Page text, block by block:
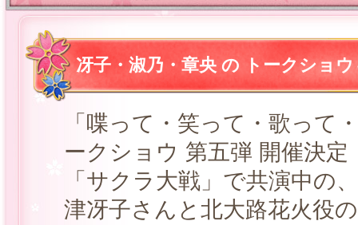
冴子・淑乃・章央 の トークショ
「喋って・笑って・歌って
ークショウ 第五弾 開催決定
「サクラ大戦」で共演中の
津冴子さんと北大路花火役